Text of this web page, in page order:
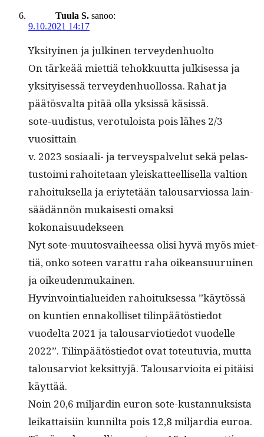
Tuula S. sanoo:
9.10.2021 14:17
Yksi­tyi­nen ja julki­nen terveydenhuolto
On tärkeää miet­tiä tehokku­ut­ta julkises­sa ja
yksi­tyisessä ter­vey­den­huol­los­sa. Rahat ja
päätös­val­ta pitää olla yksis­sä käsissä.
sote-uud­is­tus, vero­tu­loista pois läh­es 2/3
vuosittain
v. 2023 sosi­aali- ja ter­veyspalve­lut sekä pelas­
tus­toi­mi rahoite­taan yleiskat­teel­lisel­la val­tion
rahoituk­sel­la ja eriytetään talousarvios­sa lain­
säädän­nön mukaises­ti omak­si
kokonaisuudekseen
Nyt sote-muu­tosvai­heessa olisi hyvä myös miet­
tiä, onko soteen varat­tu raha oikean­su­u­ru­inen
ja oikeudenmukainen.
Hyv­in­voin­tialuei­den rahoituk­ses­sa ”käytössä
on kun­tien ennakol­liset tilin­päätöstiedot
vuodelta 2021 ja talousarvi­otiedot vuodelle
2022”. Tilin­päätöstiedot ovat toteu­tu­via, mut­ta
talousarviot kek­sit­tyjä. Talousarvioi­ta ei pitäisi
käyttää.
Noin 20,6 mil­jardin euron sote-kus­tan­nuk­sista
leikat­taisi­in kun­nil­ta pois 12,8 mil­jar­dia euroa.